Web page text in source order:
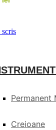
scris
Permanent
Creioane